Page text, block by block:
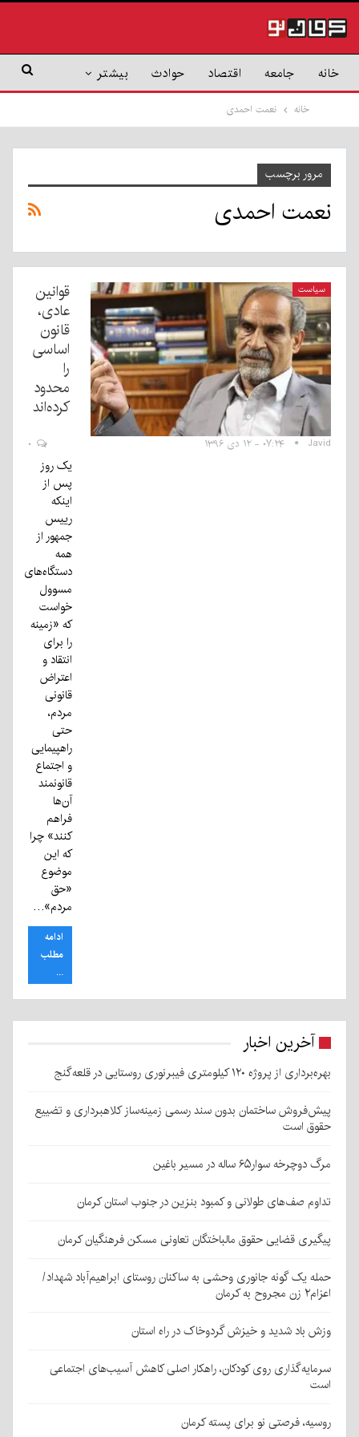
خانه جامعه اقتصاد حوادث بیشتر
خانه نعمت احمدی
مرور برچسب
نعمت احمدی
سیاست
قوانین
عادی،
قانون
اساسی
را
محدود
کرده‌اند
Javid ۰۷:۲۴ - ۱۲ دی ۱۳۹۶
یک روز
پس از
اینکه
رییس
جمهور از
همه
دستگاه‌های
مسوول
خواست
که «زمینه
را برای
انتقاد و
اعتراض
قانونی
مردم،
حتی
راهپیمایی
و اجتماع
قانونمند
آن‌ها
فراهم
کنند» چرا
که این
موضوع
«حق
مردم»…
ادامه
مطلب
...
آخرین اخبار
بهره‌برداری از پروژه ۱۲۰ کیلومتری فیبرنوری روستایی در قلعه‌گنج
پیش‌فروش ساختمان بدون سند رسمی زمینه‌ساز کلاهبرداری و تضییع
حقوق است
مرگ دوچرخه سوار۶۵ ساله در مسیر باغین
تداوم صف‌های طولانی و کمبود بنزین در جنوب استان کرمان
پیگیری قضایی حقوق مالباختگان تعاونی مسکن فرهنگیان کرمان
حمله یک گونه جانوری وحشی به ساکنان روستای ابراهیم‌آباد شهداد/
اعزام۲ زن مجروح به کرمان
وزش باد شدید و خیزش گردوخاک در راه استان
سرمایه‌گذاری روی کودکان، راهکار اصلی کاهش آسیب‌های اجتماعی
است
روسیه، فرصتی نو برای پسته کرمان